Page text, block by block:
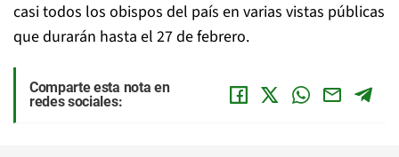
casi todos los obispos del país en varias vistas públicas
que durarán hasta el 27 de febrero.
Comparte esta nota en
redes sociales: